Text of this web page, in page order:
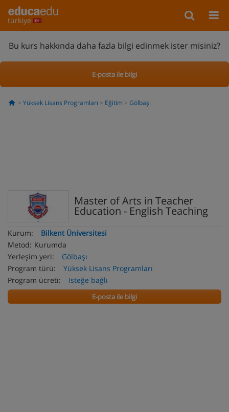
türkiye
Bu kurs hakkında daha fazla bilgi edinmek ister misiniz?
E-posta ile bilgi
Yüksek Lisans Programları Eğitim Gölbaşı
Master of Arts in Teacher
Education - English Teaching
Kurum:
Bilkent Üniversitesi
Metod: Kurumda
Yerleşim yeri:
Gölbaşı
Program türü:
Yüksek Lisans Programları
Program ücreti:
Isteğe bağlı
E-posta ile bilgi